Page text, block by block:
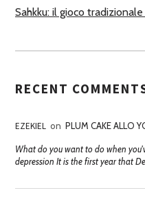
Sahkku: il gioco
RECENT
EZEKIEL on PLUM CAKE ALLO
What do you want to do when
depression It is the first year that